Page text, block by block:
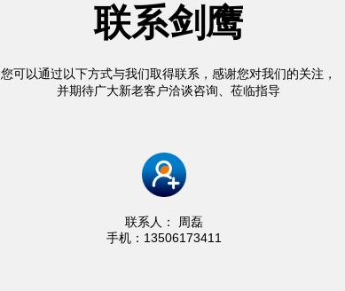
联系剑鹰
您可以通过以下方式与我们取得联系，感谢您对我们的关注，
并期待广大新老客户洽谈咨询、莅临指导
联系人： 周磊
手机：13506173411